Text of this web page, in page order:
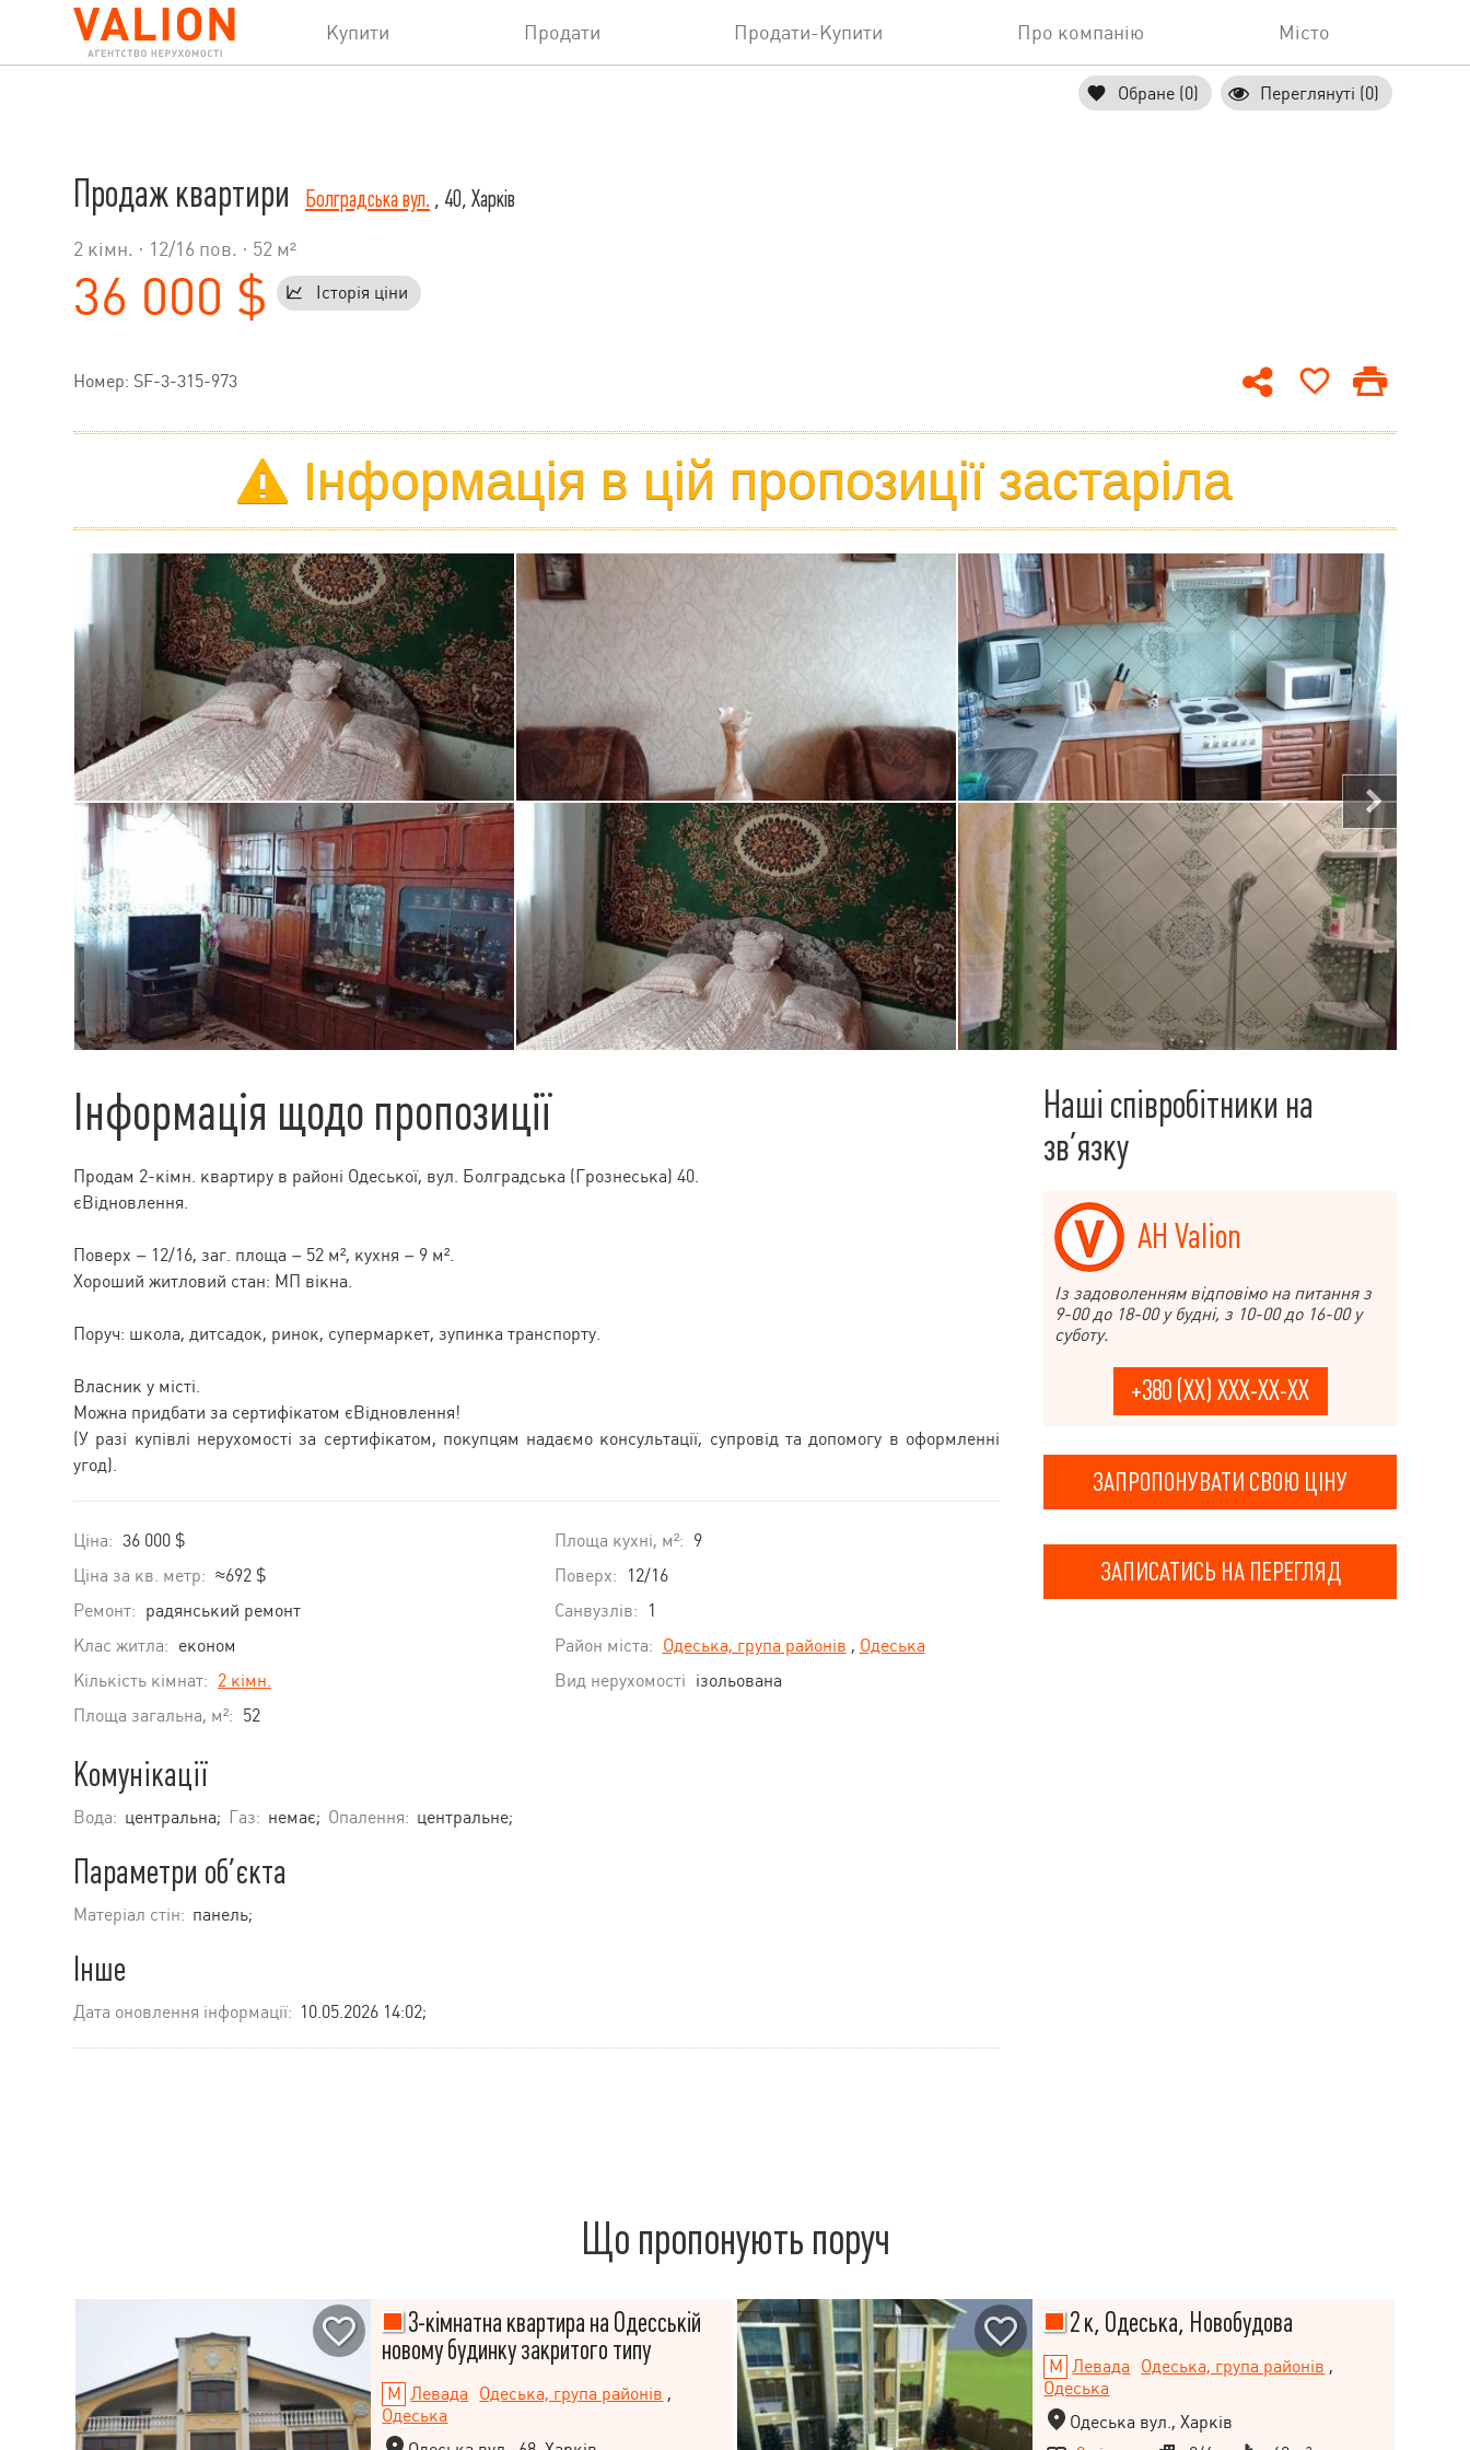
Купити Продати Продати-Купити Про компанію Місто
Обране (0) Переглянуті (0)
Продаж квартири Болградська вул. , 40, Харків
2 кімн. · 12/16 пов. · 52 м²
36 000 $ Історія ціни
Номер: SF-3-315-973
Інформація в цій пропозиції застаріла
Інформація щодо пропозиції
Продам 2-кімн. квартиру в районі Одеської, вул. Болградська (Грознеська) 40.
єВідновлення.
Поверх – 12/16, заг. площа – 52 м², кухня – 9 м².
Хороший житловий стан: МП вікна.
Поруч: школа, дитсадок, ринок, супермаркет, зупинка транспорту.
Власник у місті.
Можна придбати за сертифікатом єВідновлення!
(У разі купівлі нерухомості за сертифікатом, покупцям надаємо консультації, супровід та допомогу в оформленні
угод).
Ціна: 36 000 $
Ціна за кв. метр: ≈692 $
Ремонт: радянський ремонт
Клас житла: економ
Кількість кімнат: 2 кімн.
Площа загальна, м²: 52
Площа кухні, м²: 9
Поверх:
12/16
Санвузлів:
1
Район міста: Одеська, група районів , Одеська
Вид нерухомості ізольована
Комунікації
Вода: центральна; Газ: немає; Опалення: центральне;
Параметри об’єкта
Матеріал стін: панель;
Інше
Дата оновлення інформації: 10.05.2026 14:02;
Наші співробітники на
зв’язку
АН Valion
Із задоволенням відповімо на питання з
9-00 до 18-00 у будні, з 10-00 до 16-00 у
суботу.
+380 (XX) XXX-XX-XX
ЗАПРОПОНУВАТИ СВОЮ ЦІНУ
ЗАПИСАТИСЬ НА ПЕРЕГЛЯД
Що пропонують поруч
3-кімнатна квартира на Одесській
новому будинку закритого типу
Левада Одеська, група районів ,
Одеська
2 к, Одеська, Новобудова
Левада Одеська, група районів ,
Одеська
Одеська вул., Харків